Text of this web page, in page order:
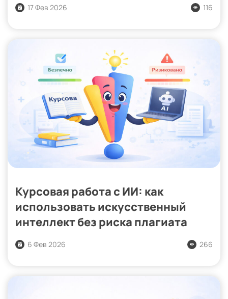
17 Фев 2026 116
Курсовая работа с ИИ: как
использовать искусственный
интеллект без риска плагиата
6 Фев 2026 266